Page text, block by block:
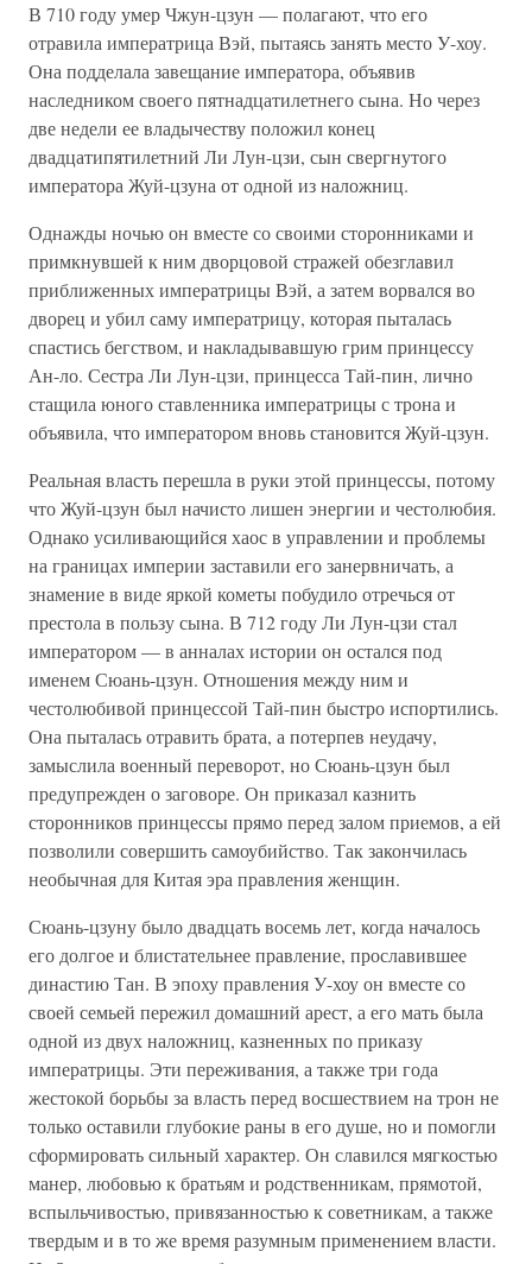
В 710 году умер Чжун-цзун — полагают, что его
отравила императрица Вэй, пытаясь занять место У-хоу.
Она подделала завещание императора, объявив
наследником своего пятнадцатилетнего сына. Но через
две недели ее владычеству положил конец
двадцатипятилетний Ли Лун-цзи, сын свергнутого
императора Жуй-цзуна от одной из наложниц.
Однажды ночью он вместе со своими сторонниками и
примкнувшей к ним дворцовой стражей обезглавил
приближенных императрицы Вэй, а затем ворвался во
дворец и убил саму императрицу, которая пыталась
спастись бегством, и накладывавшую грим принцессу
Ан-ло. Сестра Ли Лун-цзи, принцесса Тай-пин, лично
стащила юного ставленника императрицы с трона и
объявила, что императором вновь становится Жуй-цзун.
Реальная власть перешла в руки этой принцессы, потому
что Жуй-цзун был начисто лишен энергии и честолюбия.
Однако усиливающийся хаос в управлении и проблемы
на границах империи заставили его занервничать, а
знамение в виде яркой кометы побудило отречься от
престола в пользу сына. В 712 году Ли Лун-цзи стал
императором — в анналах истории он остался под
именем Сюань-цзун. Отношения между ним и
честолюбивой принцессой Тай-пин быстро испортились.
Она пыталась отравить брата, а потерпев неудачу,
замыслила военный переворот, но Сюань-цзун был
предупрежден о заговоре. Он приказал казнить
сторонников принцессы прямо перед залом приемов, а ей
позволили совершить самоубийство. Так закончилась
необычная для Китая эра правления женщин.
Сюань-цзуну было двадцать восемь лет, когда началось
его долгое и блистательнее правление, прославившее
династию Тан. В эпоху правления У-хоу он вместе со
своей семьей пережил домашний арест, а его мать была
одной из двух наложниц, казненных по приказу
императрицы. Эти переживания, а также три года
жестокой борьбы за власть перед восшествием на трон не
только оставили глубокие раны в его душе, но и помогли
сформировать сильный характер. Он славился мягкостью
манер, любовью к братьям и родственникам, прямотой,
вспыльчивостью, привязанностью к советникам, а также
твердым и в то же время разумным применением власти.